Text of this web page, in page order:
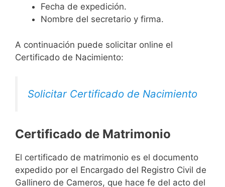
Fecha de expedición.
Nombre del secretario y firma.
A continuación puede solicitar online el
Certificado de Nacimiento:
Solicitar Certificado de Nacimiento
Certificado de Matrimonio
El certificado de matrimonio es el documento
expedido por el Encargado del Registro Civil de
Gallinero de Cameros, que hace fe del acto del